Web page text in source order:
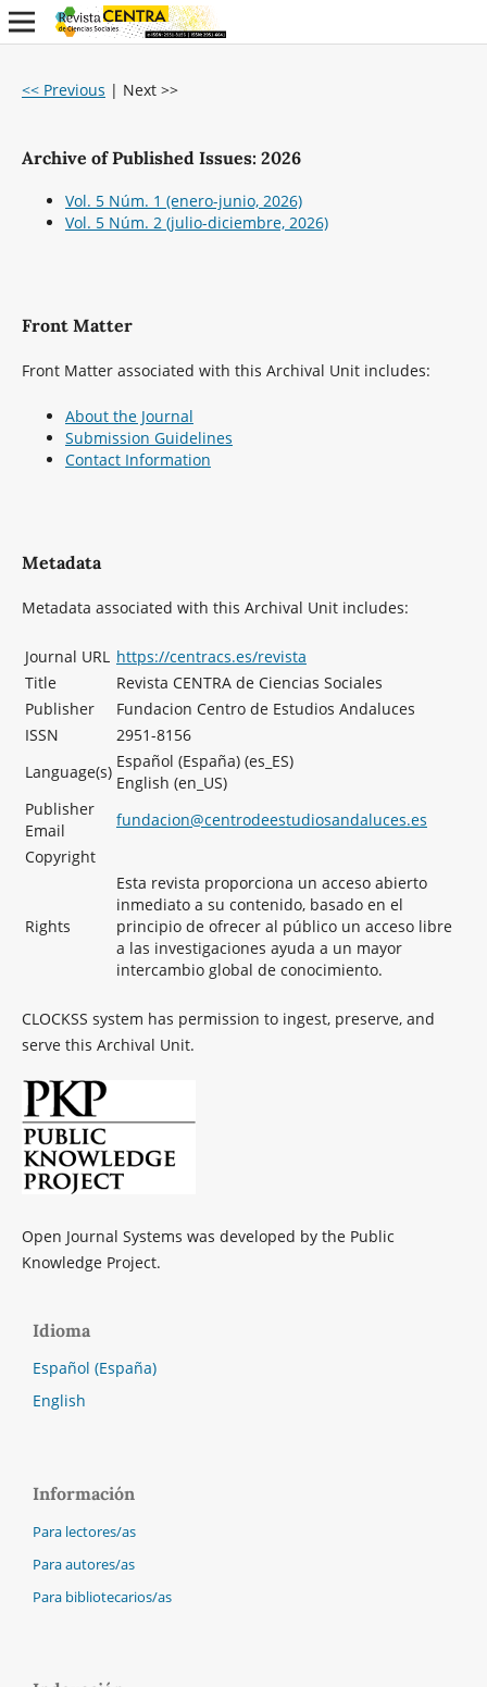
<< Previous | Next >>
Archive of Published Issues: 2026
Vol. 5 Núm. 1 (enero-junio, 2026)
Vol. 5 Núm. 2 (julio-diciembre, 2026)
Front Matter
Front Matter associated with this Archival Unit includes:
About the Journal
Submission Guidelines
Contact Information
Metadata
Metadata associated with this Archival Unit includes:
Journal URL https://centracs.es/revista
Title
Revista CENTRA de Ciencias Sociales
Publisher
Fundacion Centro de Estudios Andaluces
ISSN
2951-8156
Language(s)
Español (España) (es_ES)
English (en_US)
Publisher
Email
fundacion@centrodeestudiosandaluces.es
Copyright
Rights
Esta revista proporciona un acceso abierto
inmediato a su contenido, basado en el
principio de ofrecer al público un acceso libre
a las investigaciones ayuda a un mayor
intercambio global de conocimiento.
CLOCKSS system has permission to ingest, preserve, and
serve this Archival Unit.
Open Journal Systems was developed by the Public
Knowledge Project.
Idioma
Español (España)
English
Información
Para lectores/as
Para autores/as
Para bibliotecarios/as